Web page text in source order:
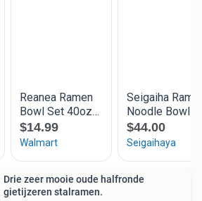
Drie zeer mooie oude halfronde
gietijzeren stalramen.